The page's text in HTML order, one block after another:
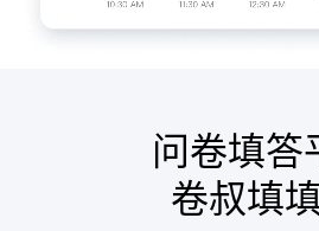
问卷填答
卷叔填